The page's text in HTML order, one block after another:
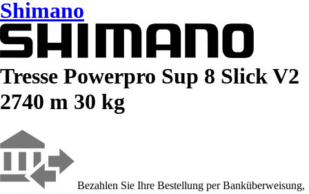
Shimano
Tresse Powerpro Sup 8 Slick V2
2740 m 30 kg
Bezahlen Sie Ihre Bestellung per Banküberweisung,